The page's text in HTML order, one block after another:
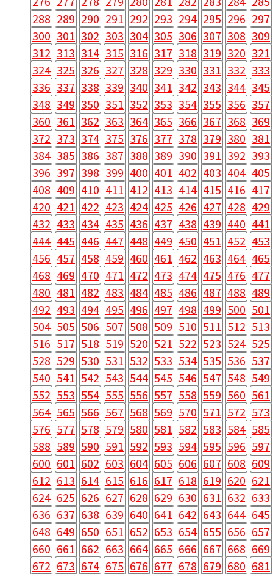
288 289 290 291 292 293 294 295 296 297
300 301 302 303 304 305 306 307 308 309
312 313 314 315 316 317 318 319 320 321
324 325 326 327 328 329 330 331 332 333
336 337 338 339 340 341 342 343 344 345
348 349 350 351 352 353 354 355 356 357
360 361 362 363 364 365 366 367 368 369
372 373 374 375 376 377 378 379 380 381
384 385 386 387 388 389 390 391 392 393
396 397 398 399 400 401 402 403 404 405
408 409 410 411 412 413 414 415 416 417
420 421 422 423 424 425 426 427 428 429
432 433 434 435 436 437 438 439 440 441
444 445 446 447 448 449 450 451 452 453
456 457 458 459 460 461 462 463 464 465
468 469 470 471 472 473 474 475 476 477
480 481 482 483 484 485 486 487 488 489
492 493 494 495 496 497 498 499 500 501
504 505 506 507 508 509 510 511 512 513
516 517 518 519 520 521 522 523 524 525
528 529 530 531 532 533 534 535 536 537
540 541 542 543 544 545 546 547 548 549
552 553 554 555 556 557 558 559 560 561
564 565 566 567 568 569 570 571 572 573
576 577 578 579 580 581 582 583 584 585
588 589 590 591 592 593 594 595 596 597
600 601 602 603 604 605 606 607 608 609
612 613 614 615 616 617 618 619 620 621
624 625 626 627 628 629 630 631 632 633
636 637 638 639 640 641 642 643 644 645
648 649 650 651 652 653 654 655 656 657
660 661 662 663 664 665 666 667 668 669
672 673 674 675 676 677 678 679 680 681